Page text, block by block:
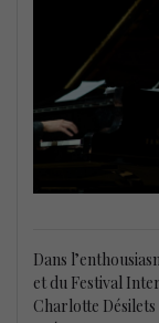
Dans
et du Festival
Charlotte